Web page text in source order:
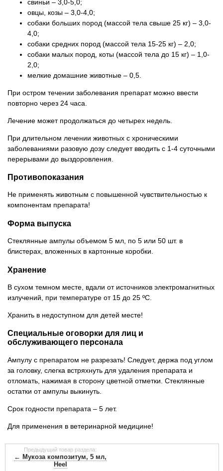
свиньи – 3,0-5,0;
овцы, козы – 3,0-4,0;
собаки больших пород (массой тела свыше 25 кг) – 3,0-
4,0;
собаки средних пород (массой тела 15-25 кг) – 2,0;
собаки малых пород, коты (массой тела до 15 кг) – 1,0-
2,0;
мелкие домашние животные – 0,5.
При остром течении заболевания препарат можно ввести
повторно через 24 часа.
Лечение может продолжаться до четырех недель.
При длительном лечении животных с хроническими
заболеваниями разовую дозу следует вводить с 1-4 суточными
перерывами до выздоровления.
Противопоказания
Не применять животным с повышенной чувствительностью к
компонентам препарата!
Форма выпуска
Стеклянные ампулы объемом 5 мл, по 5 или 50 шт. в
блистерах, вложенных в картонные коробки.
Хранение
В сухом темном месте, вдали от источников электромагнитных
излучений, при температуре от 15 до 25 ºС.
Хранить в недоступном для детей месте!
Специальные оговорки для лиц и
обслуживающего персонала
Ампулу с препаратом не разрезать! Следует, держа под углом
за головку, слегка встряхнуть для удаления препарата и
отломать, нажимая в сторону цветной отметки. Стеклянные
остатки от ампулы выкинуть.
Срок годности препарата – 5 лет.
Для применения в ветеринарной медицине!
Предыдущий товар раздела:
← Мукоза композитум, 5 мл,
Heel